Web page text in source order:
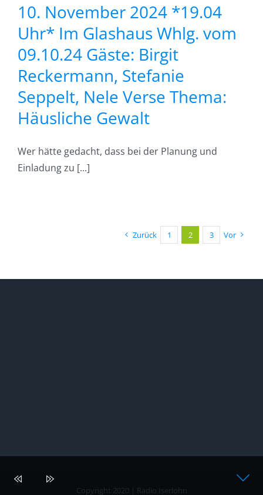
10. November 2024 *19.04
Uhr* Im Glashaus Whlg. vom
09.10.24 Gäste: Birgit
Reckermann, Stefanie
Seppelt, Nele Verse Thema:
Häusliche Gewalt
Wer hätte gedacht, dass bei der Planung und
Einladung zu [...]
Zurück 1 2 3 Vor
Copyright 2020 | Radio Iserlohn